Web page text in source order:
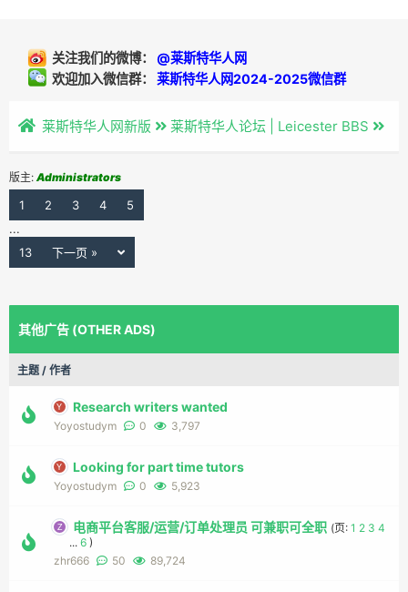
关注我们的微博： @莱斯特华人网
欢迎加入微信群： 莱斯特华人网2024-2025微信群
莱斯特华人网新版 莱斯特华人论坛 | Leicester BBS
版主: Administrators
1 2 3 4
5
...
13
下一页 »
其他广告 (OTHER ADS)
主题 / 作者
Research writers wanted
Yoyostudym 0 3,797
Looking for part time tutors
Yoyostudym 0 5,923
电商平台客服/运营/订单处理员 可兼职可全职 (页: 1 2 3 4
... 6 )
zhr666
50 89,724